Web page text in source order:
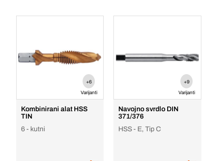
+6
Varijanti
Kombinirani alat HSS
TIN
6 - kutni
+9
Varijanti
Navojno svrdlo DIN
371/376
HSS - E, Tip C